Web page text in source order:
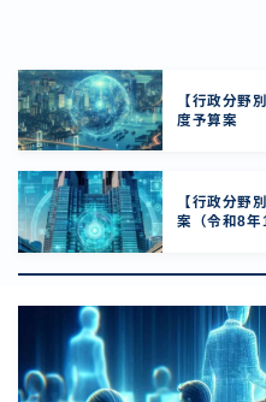
【行政分野
度予算案
【行政分野
案（令和8年